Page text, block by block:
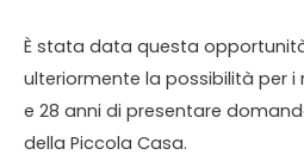
È stata data questa
ulteriormente la possibilità per i
e 28 anni di presentare
della Piccola Casa.